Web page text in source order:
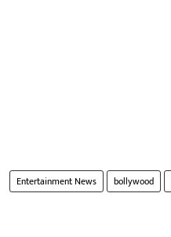
Entertainment News bollywood